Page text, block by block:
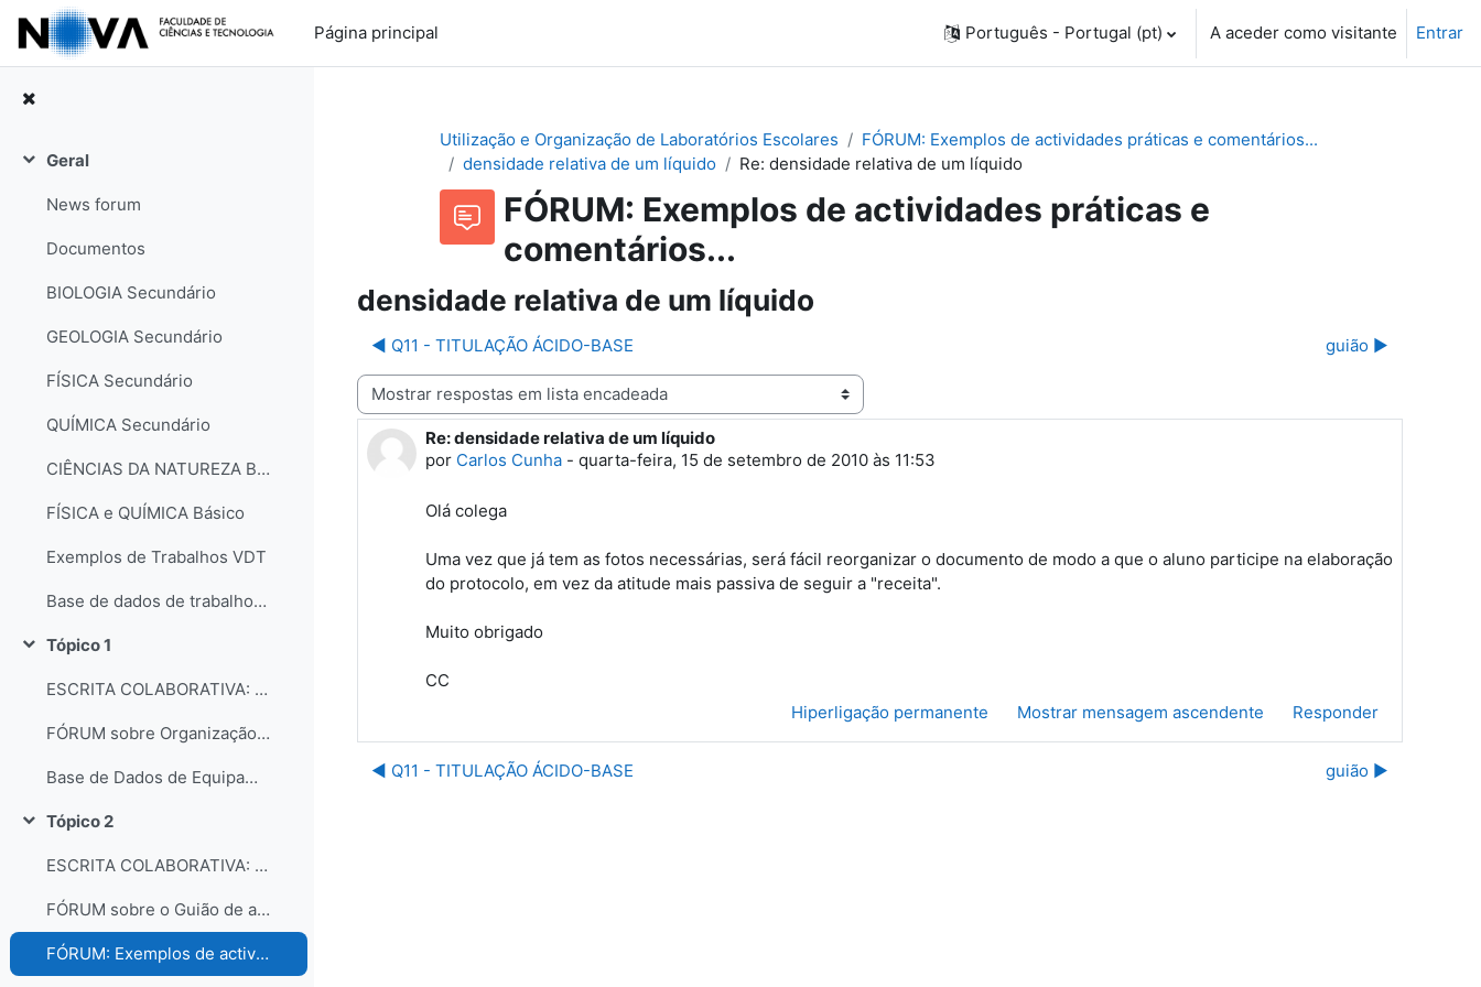
Ir para o conteúdo principal
Página principal
Português - Portugal ‎(pt)‎ A aceder como visitante Entrar
Contrair
Geral
News forum
Documentos
BIOLOGIA Secundário
GEOLOGIA Secundário
FÍSICA Secundário
QUÍMICA Secundário
CIÊNCIAS DA NATUREZA Básico
FÍSICA e QUÍMICA Básico
Exemplos de Trabalhos VDT
Base de dados de trabalhos dos participantes do curso
Contrair
Tópico 1
ESCRITA COLABORATIVA: Organização dos laboratórios
FÓRUM sobre Organização e gestão dos laboratórios escolares
Base de Dados de Equipamentos e Consumíveis dos Laboratórios
Contrair
Tópico 2
ESCRITA COLABORATIVA: Guião de Actividade Prática
FÓRUM sobre o Guião de actividades práticas
FÓRUM: Exemplos de actividades práticas e comentários...
Utilização e Organização de Laboratórios Escolares
FÓRUM: Exemplos de actividades práticas e comentários...
densidade relativa de um líquido
Re: densidade relativa de um líquido
FÓRUM: Exemplos de actividades práticas e
comentários...
densidade relativa de um líquido
◀︎ Q11 - TITULAÇÃO ÁCIDO-BASE guião ▶︎
Modo de visualização
Re: densidade relativa de um líquido
por Carlos Cunha - quarta-feira, 15 de setembro de 2010 às 11:53
Número de respostas: 0
Olá colega
Uma vez que já tem as fotos necessárias, será fácil reorganizar o documento de modo a que o aluno participe na elaboração
do protocolo, em vez da atitude mais passiva de seguir a "receita".
Muito obrigado
CC
Hiperligação permanente
Mostrar mensagem ascendente Responder
◀︎ Q11 - TITULAÇÃO ÁCIDO-BASE guião ▶︎